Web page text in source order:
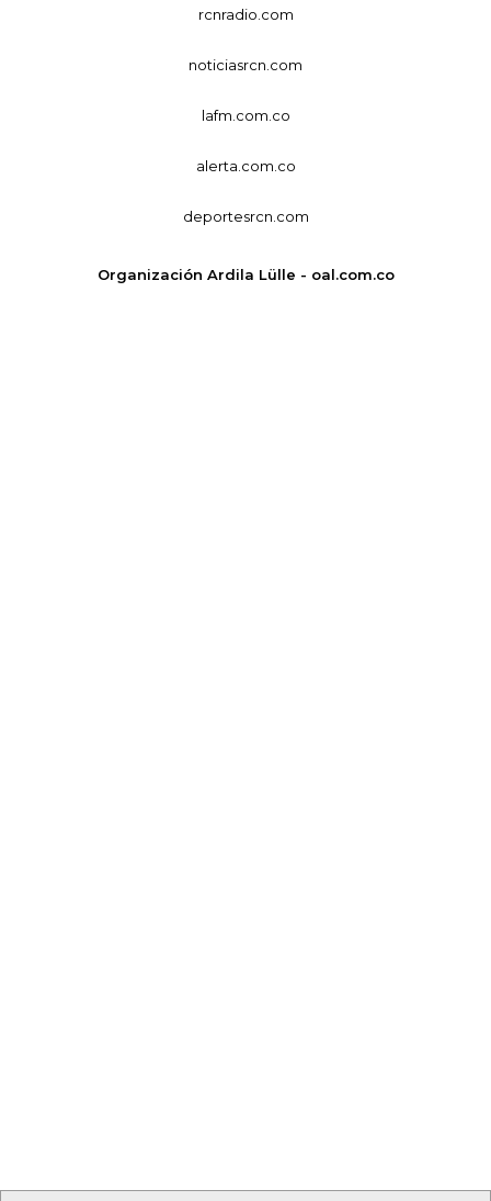
rcnradio.com
noticiasrcn.com
lafm.com.co
alerta.com.co
deportesrcn.com
Organización Ardila Lülle - oal.com.co